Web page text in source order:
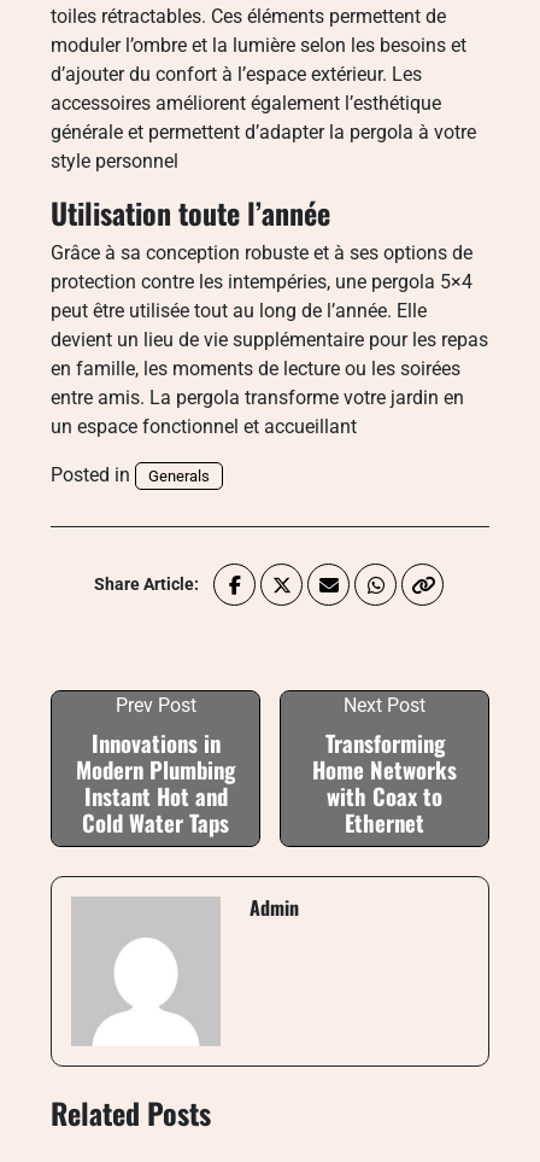
toiles rétractables. Ces éléments permettent de
moduler l’ombre et la lumière selon les besoins et
d’ajouter du confort à l’espace extérieur. Les
accessoires améliorent également l’esthétique
générale et permettent d’adapter la pergola à votre
style personnel
Utilisation toute l’année
Grâce à sa conception robuste et à ses options de
protection contre les intempéries, une pergola 5×4
peut être utilisée tout au long de l’année. Elle
devient un lieu de vie supplémentaire pour les repas
en famille, les moments de lecture ou les soirées
entre amis. La pergola transforme votre jardin en
un espace fonctionnel et accueillant
Posted in Generals
Share Article:
Prev Post
Innovations in
Modern Plumbing
Instant Hot and
Cold Water Taps
Next Post
Transforming
Home Networks
with Coax to
Ethernet
Admin
Related Posts